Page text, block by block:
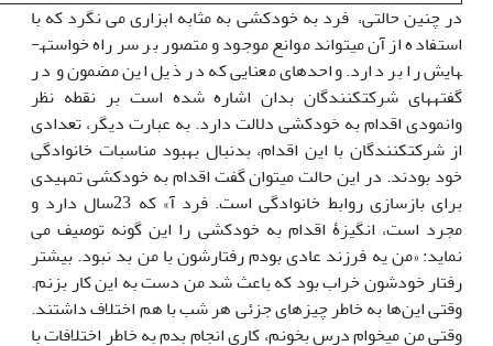
در چنین حالتی، فرد به خودکشی به مثابه­ ابزاری می نگرد که با
استفاده از آن می­تواند موانع موجود و متصور بر سر راه خواسته­
هایش را بر دارد. واحدهای معنایی که در ذیل این مضمون و در
گفته­­های شرکت­کنندگان بدان اشاره شده است بر نقطه نظر
وانمودی اقدام به خودکشی دلالت دارد. به عبارت دیگر، تعدادی
از شرکت­کنندگان با این اقدام، بدنبال بهبود مناسبات خانوادگی
خود بودند. در این حالت می­توان گفت اقدام به خودکشی تمهیدی
برای بازسازی روابط خانوادگی است. فرد آ» که 23سال دارد و
مجرد است، انگیزۀ اقدام به خودکشی را این گونه توصیف می
نماید: «من یه فرزند عادی بودم رفتارشون با من بد نبود. بیشتر
رفتار خودشون خراب بود که باعث شد من دست به این کار بزنم.
وقتی این‌ها به خاطر چیزهای جزئی هر شب با هم اختلاف داشتند.
وقتی من می­خوام درس بخونم، کاری انجام بدم به خاطر اختلافات با